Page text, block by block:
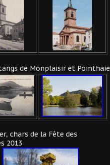
de Monplaisir et Pointhaie
chars de la Fête des
2013